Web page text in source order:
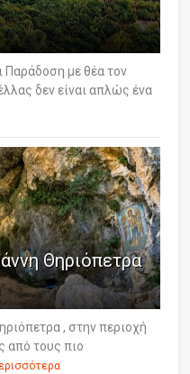
Παράδοση με θέα τον
δεν είναι απλώς ένα
Θηριόπετρα
, στην περιοχή
από τους πιο